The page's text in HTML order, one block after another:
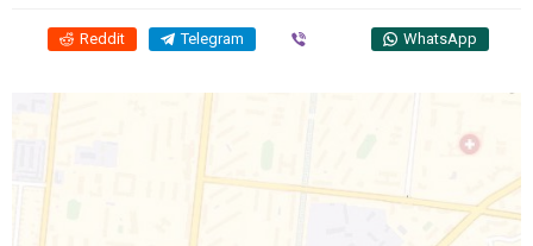
Reddit Telegram WhatsApp